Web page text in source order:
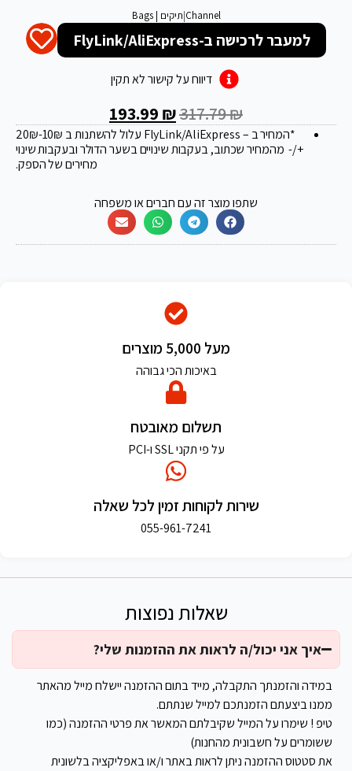
Channel
|תיקים | Bags
למעבר לרכישה ב-FlyLink/AliExpress
דיווח על קישור לא תקין
317.79₪
193.99 ₪
*המחיר ב – FlyLink/AliExpress עלול להשתנות ב 20 ₪-10₪
+/- מהמחיר שכתוב, בעקבות שינויים בשער הדולר ובעקבות שינוי
מחירים של הספק.
שתפו מוצר זה עם חברים או משפחה
איך אני יכול/ה לראות את ההזמנות שלי?
במידה והזמנתך התקבלה, מייד בתום ההזמנה יישלח מייל מהאתר
ממנו ביצעתם הזמנתכם למייל שנתתם.
טיפ ! שימרו על המייל שקיבלתם המאשר את פרטי ההזמנה (כמו
ששומרים על חשבונית מהחנות)
את סטטוס ההזמנה ניתן לראות באתר ו/או באפליקציה בלשונית
שאלות נפוצות
מעל 5,000 מוצרים
באיכות הכי גבוהה
תשלום מאובטח
על פי תקני SSL ו-PCI
שירות לקוחות זמין לכל שאלה
055-961-7241